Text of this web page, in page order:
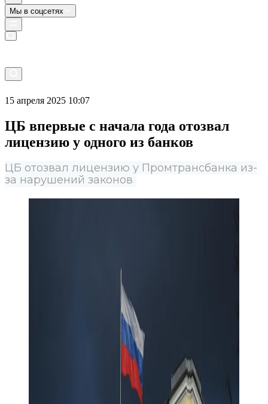
Мы в соцсетях
15 апреля 2025 10:07
ЦБ впервые с начала года отозвал
лицензию у одного из банков
ЦБ отозвал лицензию у Промтрансбанка из-
за нарушений законов